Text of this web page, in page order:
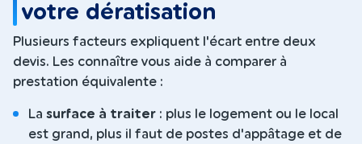
votre dératisation
Plusieurs facteurs expliquent l'écart entre deux
devis. Les connaître vous aide à comparer à
prestation équivalente :
La surface à traiter : plus le logement ou le local
est grand, plus il faut de postes d'appâtage et de